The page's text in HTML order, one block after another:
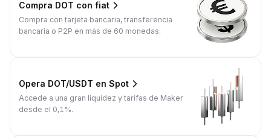
Compra DOT con fiat
Compra con tarjeta bancaria, transferencia
bancaria o P2P en más de 60 monedas.
Opera DOT/USDT en Spot
Accede a una gran liquidez y tarifas de Maker
desde el 0,1%.